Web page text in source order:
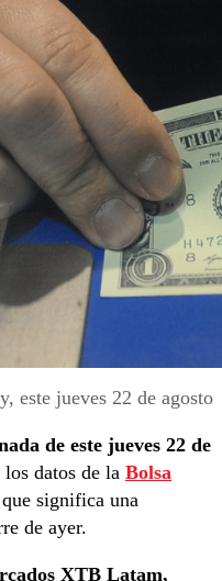
este jueves 22 de agosto
de este jueves 22 de
datos de la Bolsa
significa una
de ayer.
XTB Latam,